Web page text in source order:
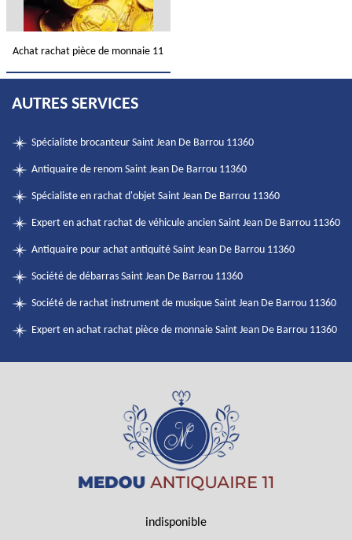
Achat rachat pièce de monnaie 11
AUTRES SERVICES
Spécialiste brocanteur Saint Jean De Barrou 11360
Antiquaire de renom Saint Jean De Barrou 11360
Spécialiste en rachat d'objet Saint Jean De Barrou 11360
Expert en achat rachat de véhicule ancien Saint Jean De Barrou 11360
Antiquaire pour achat antiquité Saint Jean De Barrou 11360
Société de débarras Saint Jean De Barrou 11360
Société de rachat instrument de musique Saint Jean De Barrou 11360
Expert en achat rachat pièce de monnaie Saint Jean De Barrou 11360
indisponible